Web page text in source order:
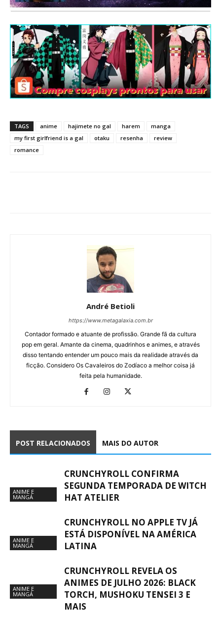
TAGS anime hajimete no gal harem
manga
my first girlfriend is a gal
otaku resenha
review
romance
André Betioli
https://www.metagalaxia.com.br
Contador formado e atuante de profissão. Grande fã da cultura
pop em geral. Amante da cinema, quadrinhos e animes, e através
disso tentando entender um pouco mais da realidade através da
ficção. Considero Os Cavaleiros do Zodíaco a melhor coisa já
feita pela humanidade.
POST RELACIONADOS MAIS DO AUTOR
ANIME E
MANGÁ
CRUNCHYROLL CONFIRMA
SEGUNDA TEMPORADA DE WITCH
HAT ATELIER
ANIME E
MANGÁ
CRUNCHYROLL NO APPLE TV JÁ
ESTÁ DISPONÍVEL NA AMÉRICA
LATINA
ANIME E
MANGÁ
CRUNCHYROLL REVELA OS
ANIMES DE JULHO 2026: BLACK
TORCH, MUSHOKU TENSEI 3 E
MAIS